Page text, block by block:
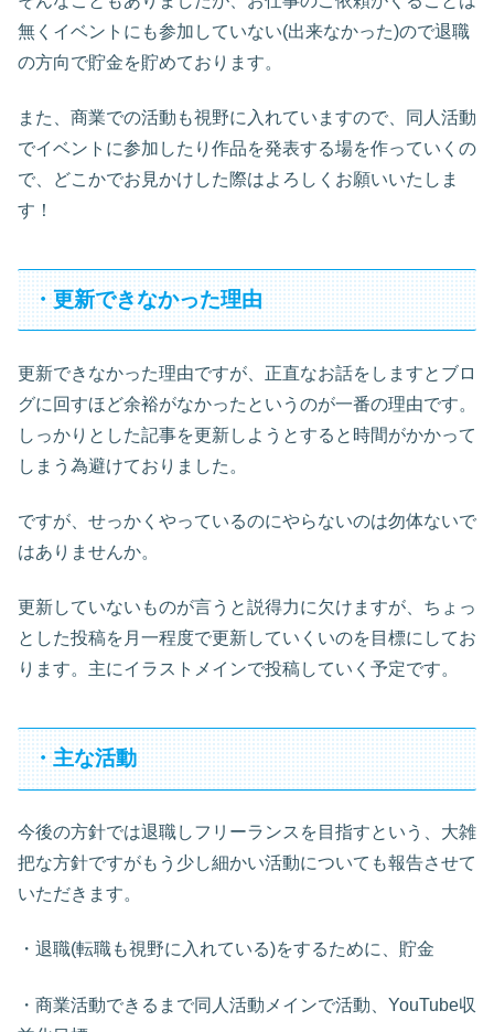
無くイベントにも参加していない(出来なかった)ので退職
の方向で貯金を貯めております。
また、商業での活動も視野に入れていますので、同人活動
でイベントに参加したり作品を発表する場を作っていくの
で、どこかでお見かけした際はよろしくお願いいたしま
す！
・更新できなかった理由
更新できなかった理由ですが、正直なお話をしますとブロ
グに回すほど余裕がなかったというのが一番の理由です。
しっかりとした記事を更新しようとすると時間がかかって
しまう為避けておりました。
ですが、せっかくやっているのにやらないのは勿体ないで
はありませんか。
更新していないものが言うと説得力に欠けますが、ちょっ
とした投稿を月一程度で更新していくいのを目標にしてお
ります。主にイラストメインで投稿していく予定です。
・主な活動
今後の方針では退職しフリーランスを目指すという、大雑
把な方針ですがもう少し細かい活動についても報告させて
いただきます。
・退職(転職も視野に入れている)をするために、貯金
・商業活動できるまで同人活動メインで活動、YouTube収